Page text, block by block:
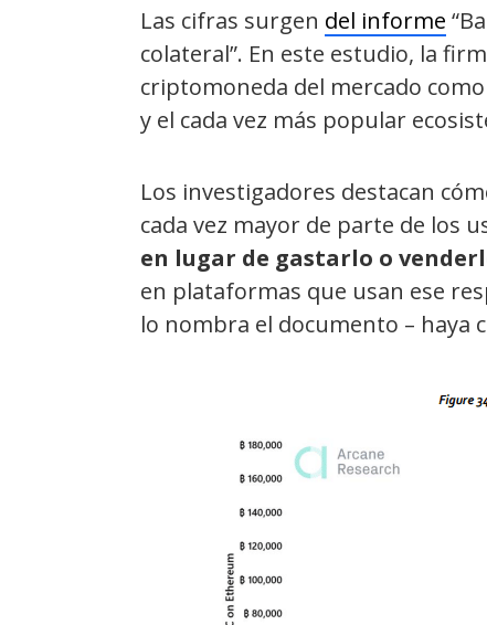
Las cifras surgen del informe
colateral”. En este estudio, la
criptomoneda del mercado
y el cada vez más popular
Los investigadores destacan
cada vez mayor de parte de los
en lugar de gastarlo o
en plataformas que usan ese
lo nombra el documento – haya